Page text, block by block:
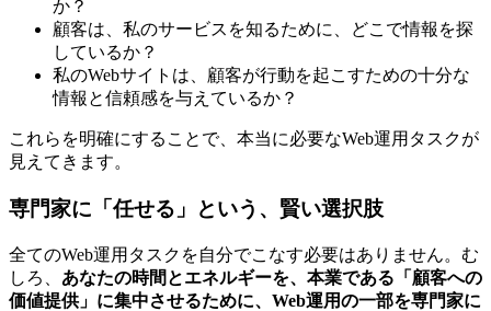
か？
顧客は、私のサービスを知るために、どこで情報を探
しているか？
私のWebサイトは、顧客が行動を起こすための十分な
情報と信頼感を与えているか？
これらを明確にすることで、本当に必要なWeb運用タスクが
見えてきます。
専門家に「任せる」という、賢い選択肢
全てのWeb運用タスクを自分でこなす必要はありません。む
しろ、 あなたの時間とエネルギーを、本業である「顧客への
価値提供」に集中させるために、Web運用の一部を専門家に